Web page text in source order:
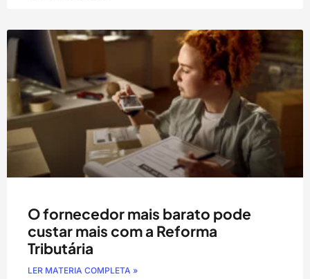
O fornecedor mais barato pode
custar mais com a Reforma
Tributária
LER MATERIA COMPLETA »